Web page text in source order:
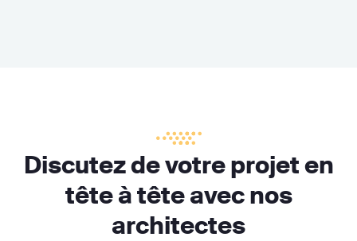
Discutez de votre projet en
tête à tête avec nos
architectes